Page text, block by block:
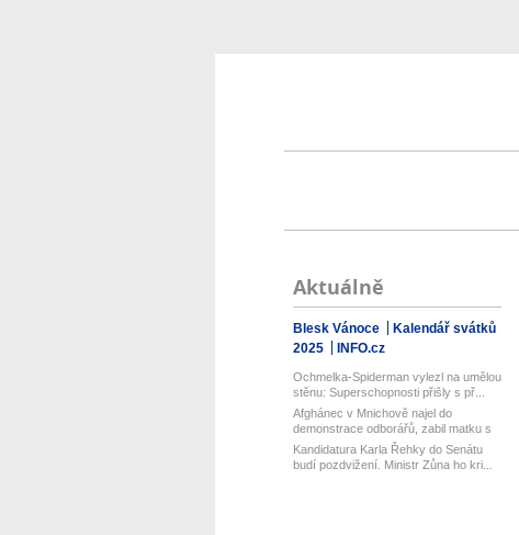
Aktuálně
Blesk Vánoce
Kalendář svátků
2025
INFO.cz
Ochmelka-Spiderman vylezl na umělou
stěnu: Superschopnosti přišly s př...
Afghánec v Mnichově najel do
demonstrace odborářů, zabil matku s
batol...
Kandidatura Karla Řehky do Senátu
budí pozdvižení. Ministr Zůna ho kri...